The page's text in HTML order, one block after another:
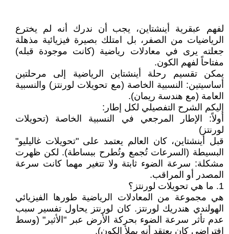
لفهم عبقرية أينشتاين، يجب أن ندرك أنه لم يخترع
الرياضيات من الصفر، بل امتلك بصيرة فيزيائية مذهلة
جعلته يرى في معادلات رياضية (كانت موجودة قبله)
مفتاحاً لفهم الكون.
يمكن تقسيم رحلة أينشتاين الرياضية إلى مرحلتين
أساسيتين: النسبية الخاصة (مع تحويلات لورنتز) والنسبية
العامة (مع هندسة ريمان).
إليكم الشرح التفصيلي لكل إطار:
أولاً: الإطار المرجعي في النسبية الخاصة (تحويلات
لورنتز)
قبل أينشتاين، كان العالم يعتمد على "تحويلات غاليليو"
البسيطة (السرعات تُجمع وتُطرح ببساطة). لكن ظهرت
مشكلة: سرعة الضوء ثابتة ولا تتغير مهما كانت سرعة
المصدر أو المراقب.
1. ما هي تحويلات لورنتز؟
هي مجموعة من المعادلات الرياضية طورها الفيزيائي
الهولندي هندريك لورنتز. كان لورنتز يحاول تفسير سبب
عدم تأثر سرعة الضوء بحركة الأرض عبر "الأثير" (وسط
افتراضي كان يعتقد أنه يملأ الكون).